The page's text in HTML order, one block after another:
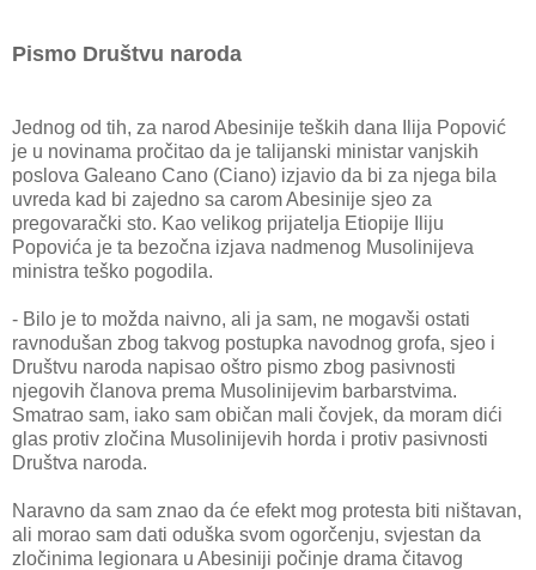
Pismo Društvu naroda
Jednog od tih, za narod Abesinije teških dana Ilija Popović
je u novinama pročitao da je talijanski ministar vanjskih
poslova Galeano Cano (Ciano) izjavio da bi za njega bila
uvreda kad bi zajedno sa carom Abesinije sjeo za
pregovarački sto. Kao velikog prijatelja Etiopije Iliju
Popovića je ta bezočna izjava nadmenog Musolinijeva
ministra teško pogodila.
- Bilo je to možda naivno, ali ja sam, ne mogavši ostati
ravnodušan zbog takvog postupka navodnog grofa, sjeo i
Društvu naroda napisao oštro pismo zbog pasivnosti
njegovih članova prema Musolinijevim barbarstvima.
Smatrao sam, iako sam običan mali čovjek, da moram dići
glas protiv zločina Musolinijevih horda i protiv pasivnosti
Društva naroda.
Naravno da sam znao da će efekt mog protesta biti ništavan,
ali morao sam dati oduška svom ogorčenju, svjestan da
zločinima legionara u Abesiniji počinje drama čitavog